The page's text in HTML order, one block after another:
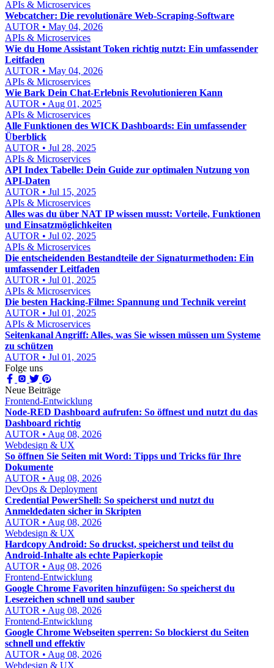
APIs & Microservices
Webcatcher: Die revolutionäre Web-Scraping-Software
AUTOR • May 04, 2026
APIs & Microservices
Wie du Home Assistant Token richtig nutzt: Ein umfassender
Leitfaden
AUTOR • May 04, 2026
APIs & Microservices
Wie Bark Dein Chat-Erlebnis Revolutionieren Kann
AUTOR • Aug 01, 2025
APIs & Microservices
Alle Funktionen des WICK Dashboards: Ein umfassender
Überblick
AUTOR • Jul 28, 2025
APIs & Microservices
API Index Tabelle: Dein Guide zur optimalen Nutzung von
API-Daten
AUTOR • Jul 15, 2025
APIs & Microservices
Alles was du über NAT IP wissen musst: Vorteile, Funktionen
und Einsatzmöglichkeiten
AUTOR • Jul 02, 2025
APIs & Microservices
Die entscheidenden Bestandteile der Signaturmethoden: Ein
umfassender Leitfaden
AUTOR • Jul 01, 2025
APIs & Microservices
Die besten Hacking-Filme: Spannung und Technik vereint
AUTOR • Jul 01, 2025
APIs & Microservices
Seitenkanal Angriff: Alles, was Sie wissen müssen um Systeme
zu schützen
AUTOR • Jul 01, 2025
Folge uns
Neue Beiträge
Frontend-Entwicklung
Node-RED Dashboard aufrufen: So öffnest und nutzt du das
Dashboard richtig
AUTOR • Aug 08, 2026
Webdesign & UX
So öffnen Sie Seiten mit Word: Tipps und Tricks für Ihre
Dokumente
AUTOR • Aug 08, 2026
DevOps & Deployment
Credential PowerShell: So speicherst und nutzt du
Anmeldedaten sicher in Skripten
AUTOR • Aug 08, 2026
Webdesign & UX
Hardcopy Android: So druckst, speicherst und teilst du
Android-Inhalte als echte Papierkopie
AUTOR • Aug 08, 2026
Frontend-Entwicklung
Google Chrome Favoriten hinzufügen: So speicherst du
Lesezeichen schnell und sauber
AUTOR • Aug 08, 2026
Frontend-Entwicklung
Google Chrome Webseiten sperren: So blockierst du Seiten
schnell und effektiv
AUTOR • Aug 08, 2026
Webdesign & UX